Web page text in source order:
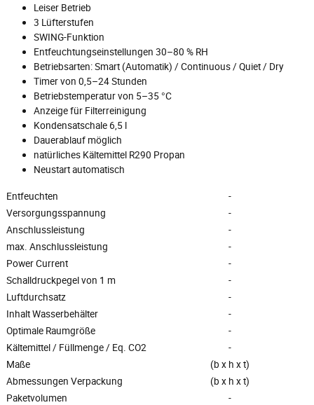
Leiser Betrieb
3 Lüfterstufen
SWING-Funktion
Entfeuchtungseinstellungen 30–80 % RH
Betriebsarten: Smart (Automatik) / Continuous / Quiet / Dry
Timer von 0,5–24 Stunden
Betriebstemperatur von 5–35 °C
Anzeige für Filterreinigung
Kondensatschale 6,5 l
Dauerablauf möglich
natürliches Kältemittel R290 Propan
Neustart automatisch
Entfeuchten
-
Versorgungsspannung
-
Anschlussleistung
-
max. Anschlussleistung
-
Power Current
-
Schalldruckpegel von 1 m
-
Luftdurchsatz
-
Inhalt Wasserbehälter
-
Optimale Raumgröße
-
Kältemittel / Füllmenge / Eq. CO2
-
Maße
(b x h x t)
Abmessungen Verpackung
(b x h x t)
Paketvolumen
-